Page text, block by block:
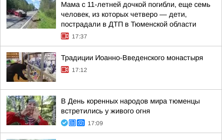
Мама с 11-летней дочкой погибли, еще семь
человек, из которых четверо — дети,
пострадали в ДТП в Тюменской области
17:37
Традиции Иоанно-Введенского монастыря
17:12
В День коренных народов мира тюменцы
встретились у живого огня
17:09